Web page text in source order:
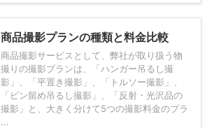
商品撮影プランの種類と料金比較
商品撮影サービスとして、弊社が取り扱う物
撮りの撮影プランは、「ハンガー吊るし撮
影」、「平置き撮影」、「トルソー撮影」、
「ピン留め吊るし撮影」、「反射・光沢品の
撮影」と、大きく分けて5つの撮影料金のプラ
...